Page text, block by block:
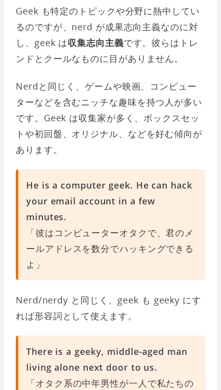
Geek も特定のトピックや分野に熱中してい
るのですが、nerd が成果志向主義なのに対
し、geek は収集志向主義です。彼らはトレ
ンドとクールなものに目がありません。
Nerdと同じく、ゲームや映画、コンピュー
ターなどを含むニッチな趣味を持つ人が多い
です。Geek は収集家が多く、ボックスセッ
トや初回盤、オリジナル、などを好む傾向が
あります。
He is a computer geek. He can hack
your email account in a few
minutes.
「彼はコンピューターオタクで、君のメ
ールアドレスを数分でハッキングできる
よ」
Nerd/nerdy と同じく、geek も geeky にす
れば形容詞として使えます。
There is a geeky, middle-aged man
living alone next door to us.
「オタク系の中年男性が一人で私たちの